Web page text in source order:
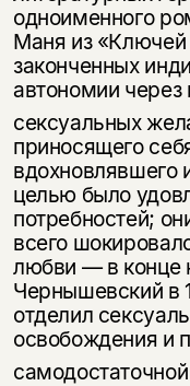
одноименного
Маня из «Ключей
законченных
автономии
сексуальных
приносящего
вдохновлявшего
целью было
потребностей;
всего
любви — в конце
Чернышев­ский в
отделил
освобождения и